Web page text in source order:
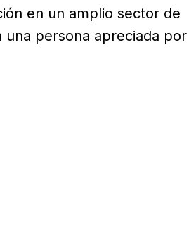
en un amplio sector de
una persona apreciada por